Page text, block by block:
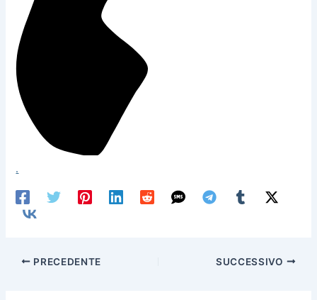
.
PRECEDENTE SUCCESSIVO